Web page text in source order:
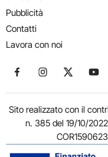
Pubblicità
Contatti
Lavora con noi
Seguici su Facebook
Seguici su
Seguici
Sito realizzato con il
n. 385 del 19/10/